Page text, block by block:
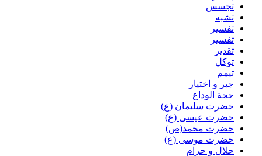
تجسس
تشبه
تفسیر
تفسیر
تقدیر
توکل
تیمم
جبر و اختیار
حجة الوداع
حضرت سلیمان (ع)
حضرت عیسی (ع)
حضرت محمد(ص)
حضرت موسی (ع)
حلال و حرام